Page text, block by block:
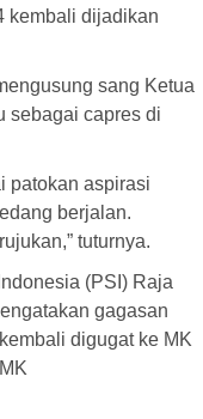
kembali dijadikan
sang Ketua
sebagai capres di
patokan aspirasi
berjalan.
tuturnya.
(PSI) Raja
gagasan
digugat ke MK